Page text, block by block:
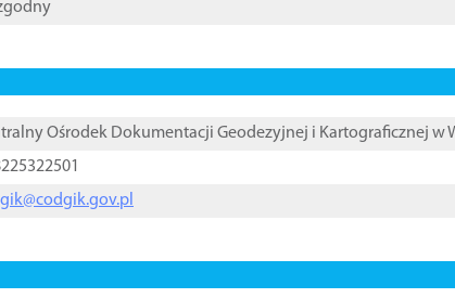
Ośrodek Dokumentacji Geodezyjnej i Kartograficznej w